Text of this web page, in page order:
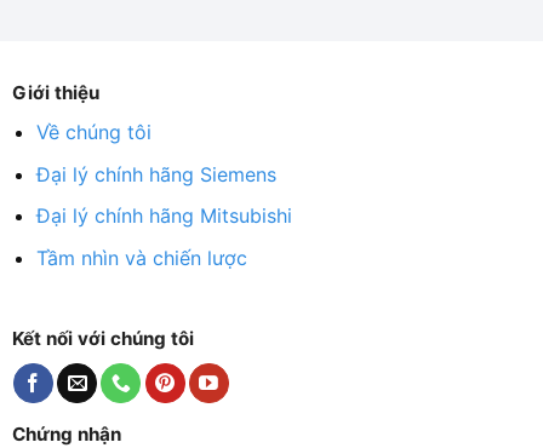
Giới thiệu
Về chúng tôi
Đại lý chính hãng Siemens
Đại lý chính hãng Mitsubishi
Tầm nhìn và chiến lược
Kết nối với chúng tôi
Chứng nhận